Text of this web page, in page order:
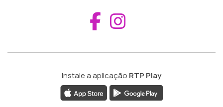
Aceder ao
Instale a aplicação RTP Play